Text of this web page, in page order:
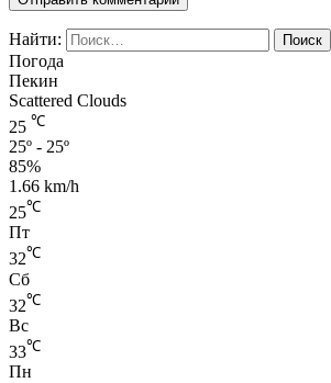
Найти:
Погода
Пекин
Scattered Clouds
25 ℃
25º - 25º
85%
1.66 km/h
25℃
Пт
32℃
Сб
32℃
Вс
33℃
Пн